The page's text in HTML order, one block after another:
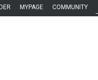
MYPAGE COMMUNITY